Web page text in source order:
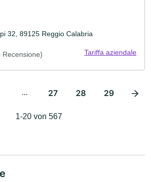
32, 89125 Reggio Calabria
Recensione) Tariffa aziendale
... 27 28 29
1-20 von 567